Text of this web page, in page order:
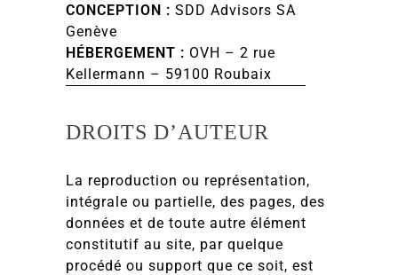
CONCEPTION : SDD Advisors SA
Genève
HÉBERGEMENT : OVH – 2 rue
Kellermann – 59100 Roubaix
DROITS D’AUTEUR
La reproduction ou représentation,
intégrale ou partielle, des pages, des
données et de toute autre élément
constitutif au site, par quelque
procédé ou support que ce soit, est